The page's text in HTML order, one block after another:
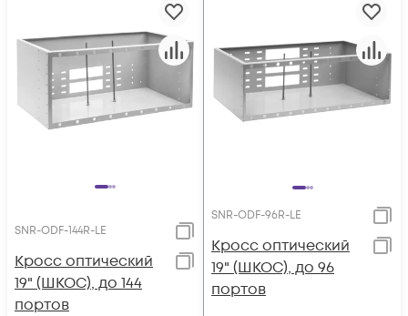
SNR-ODF-144R-LE
Кросс оптический
19" (ШКОС), до 144
портов
SNR-ODF-96R-LE
Кросс оптический
19" (ШКОС), до 96
портов